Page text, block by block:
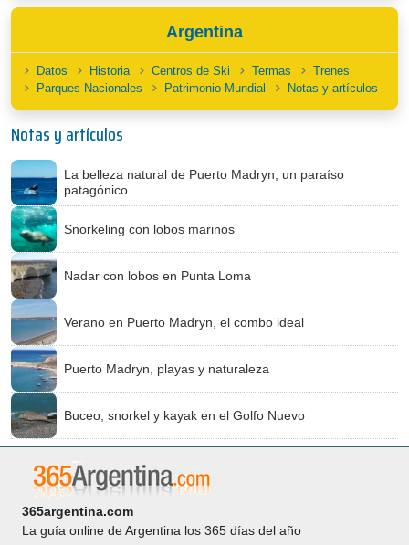
Argentina
Datos Historia Centros de Ski Termas
Trenes
Parques Nacionales
Patrimonio Mundial Notas y artículos
Notas y artículos
La belleza natural de Puerto Madryn, un paraíso
patagónico
Snorkeling con lobos marinos
Nadar con lobos en Punta Loma
Verano en Puerto Madryn, el combo ideal
Puerto Madryn, playas y naturaleza
Buceo, snorkel y kayak en el Golfo Nuevo
365argentina.com
La guía online de Argentina los 365 días del año